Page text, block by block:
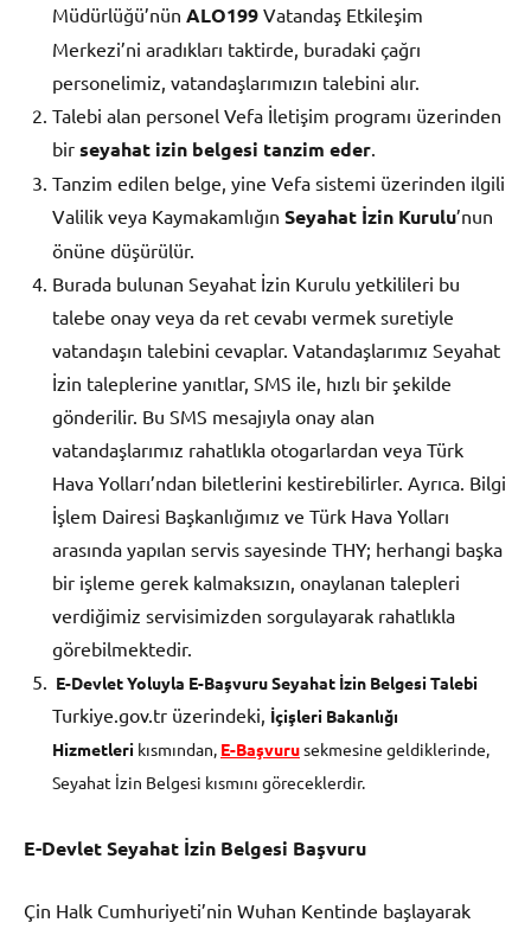
Müdürlüğü’nün ALO199 Vatandaş Etkileşim
Merkezi’ni aradıkları taktirde, buradaki çağrı
personelimiz, vatandaşlarımızın talebini alır.
Talebi alan personel Vefa İletişim programı üzerinden
bir seyahat izin belgesi tanzim eder
Tanzim edilen belge, yine Vefa sistemi üzerinden ilgili
Valilik veya Kaymakamlığın Seyahat İzin Kurulu’nun
önüne düşürülür.
Burada bulunan Seyahat İzin Kurulu yetkilileri bu
talebe onay veya da ret cevabı vermek suretiyle
vatandaşın talebini cevaplar. Vatandaşlarımız Seyahat
İzin taleplerine yanıtlar, SMS ile, hızlı bir şekilde
gönderilir. Bu SMS mesajıyla onay alan
vatandaşlarımız rahatlıkla otogarlardan veya Türk
Hava Yolları’ndan biletlerini kestirebilirler. Ayrıca. Bilgi
İşlem Dairesi Başkanlığımız ve Türk Hava Yolları
arasında yapılan servis sayesinde THY; herhangi başka
bir işleme gerek kalmaksızın, onaylanan talepleri
verdiğimiz servisimizden sorgulayarak rahatlıkla
görebilmektedir.
E-Devlet Yoluyla E-Başvuru Seyahat İzin Belgesi Talebi
Turkiye.gov.tr üzerindeki, İçişleri Bakanlığı
Hizmetleri kısmından, E-Başvurusekmesine geldiklerinde,
Seyahat İzin Belgesi kısmını göreceklerdir.
E-Devlet Seyahat İzin Belgesi Başvuru
Çin Halk Cumhuriyeti’nin Wuhan Kentinde başlayarak